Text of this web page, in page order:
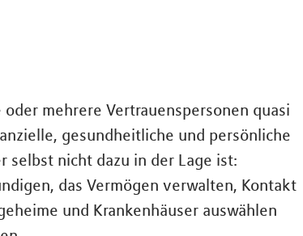
mehrere Vertrauenspersonen quasi
gesundheitliche und persönliche
selbst nicht dazu in der Lage ist:
das Vermögen verwalten, Kontakt
und Krankenhäuser auswählen